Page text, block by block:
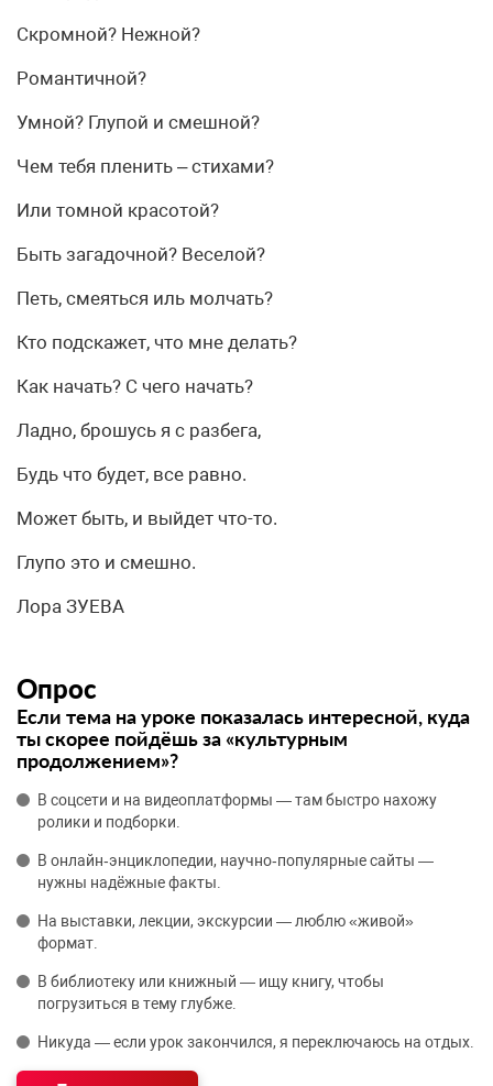
Скромной? Нежной?
Романтичной?
Умной? Глупой и смешной?
Чем тебя пленить – стихами?
Или томной красотой?
Быть загадочной? Веселой?
Петь, смеяться иль молчать?
Кто подскажет, что мне делать?
Как начать? С чего начать?
Ладно, брошусь я с разбега,
Будь что будет, все равно.
Может быть, и выйдет что-то.
Глупо это и смешно.
Лора ЗУЕВА
Опрос
Если тема на уроке показалась интересной, куда
ты скорее пойдёшь за «культурным
продолжением»?
В соцсети и на видеоплатформы — там быстро нахожу
ролики и подборки.
В онлайн‑энциклопедии, научно‑популярные сайты —
нужны надёжные факты.
На выставки, лекции, экскурсии — люблю «живой»
формат.
В библиотеку или книжный — ищу книгу, чтобы
погрузиться в тему глубже.
Никуда — если урок закончился, я переключаюсь на отдых.